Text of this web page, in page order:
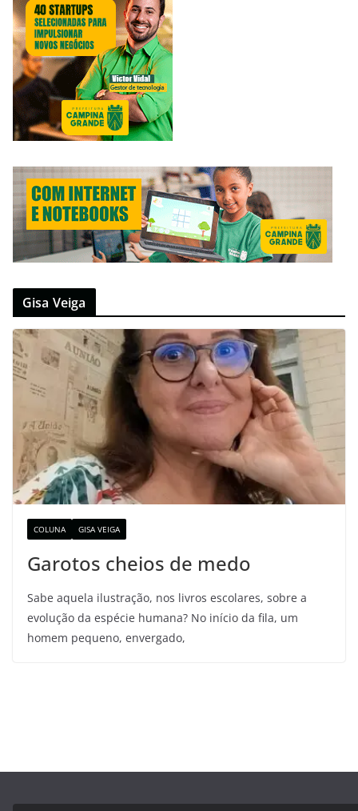
Gisa Veiga
COLUNA GISA VEIGA
Garotos cheios de medo
Sabe aquela ilustração, nos livros escolares, sobre a
evolução da espécie humana? No início da fila, um
homem pequeno, envergado,